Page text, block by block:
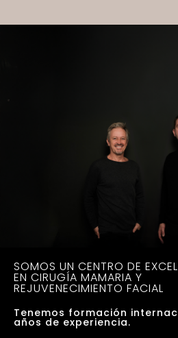
SOMOS UN CENTRO DE
EN CIRUGÍA MAMARIA Y
REJUVENECIMIENTO FACIAL
Tenemos formación
años de experiencia.